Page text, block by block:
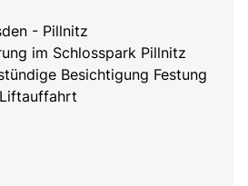
- Pillnitz
im Schlosspark Pillnitz
Besichtigung Festung